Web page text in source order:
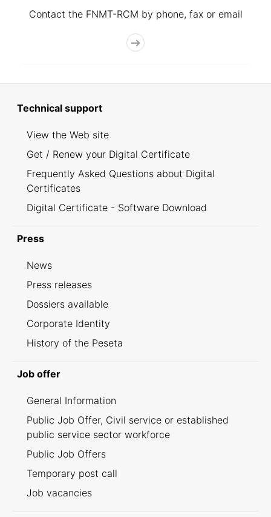
Contact the FNMT-RCM by phone, fax or email
Technical support
View the Web site
Get / Renew your Digital Certificate
Frequently Asked Questions about Digital
Certificates
Digital Certificate - Software Download
Press
News
Press releases
Dossiers available
Corporate Identity
History of the Peseta
Job offer
General Information
Public Job Offer, Civil service or established
public service sector workforce
Public Job Offers
Temporary post call
Job vacancies